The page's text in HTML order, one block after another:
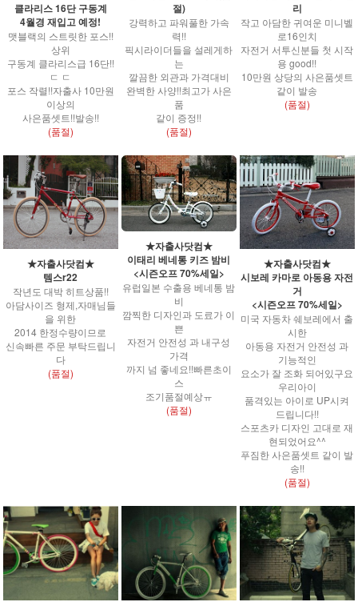
클라리스 16단 구동계
4월경 재입고 예정!
맷블랙의 스트릿한 포스!!
상위
구동계 클라리스급 16단!!
ㄷ ㄷ
포스 작렬!!자출사 10만원
이상의
사은품셋트!!발송!!
(품절)
절)
강력하고 파워풀한 가속
력!!
픽시라이더들을 설레게하
는
깔끔한 외관과 가격대비
완벽한 사양!!최고가 사은
품
같이 증정!!
(품절)
리
작고 아담한 귀여운 미니벨
로16인치
자전거 서투신분들 첫 시작
용 good!!
10만원 상당의 사은품셋트
같이 발송
(품절)
★자출사닷컴★
템스r22
작년도 대박 히트상품!!
아담사이즈 형제,자매님들
을 위한
2014 한정수량이므로
신속빠른 주문 부탁드립니
다
(품절)
★자출사닷컴★
이태리 베네통 키즈 밤비
<시즌오프 70%세일>
유럽일본 수출용 베네통 밤
비
깜찍한 디자인과 도료가 이
쁜
자전거 안전성 과 내구성
가격
까지 넘 좋네요!!빠른초이
스
조기품절예상ㅠ
(품절)
★자출사닷컴★
시보레 카마로 아동용 자전
거
<시즌오프 70%세일>
미국 자동차 쉐보레에서 출
시한
아동용 자전거 안전성 과
기능적인
요소가 잘 조화 되어있구요
우리아이
품격있는 아이로 UP시켜
드립니다!!
스포츠카 디자인 고대로 재
현되었어요^^
푸짐한 사은품셋트 같이 발
송!!
(품절)